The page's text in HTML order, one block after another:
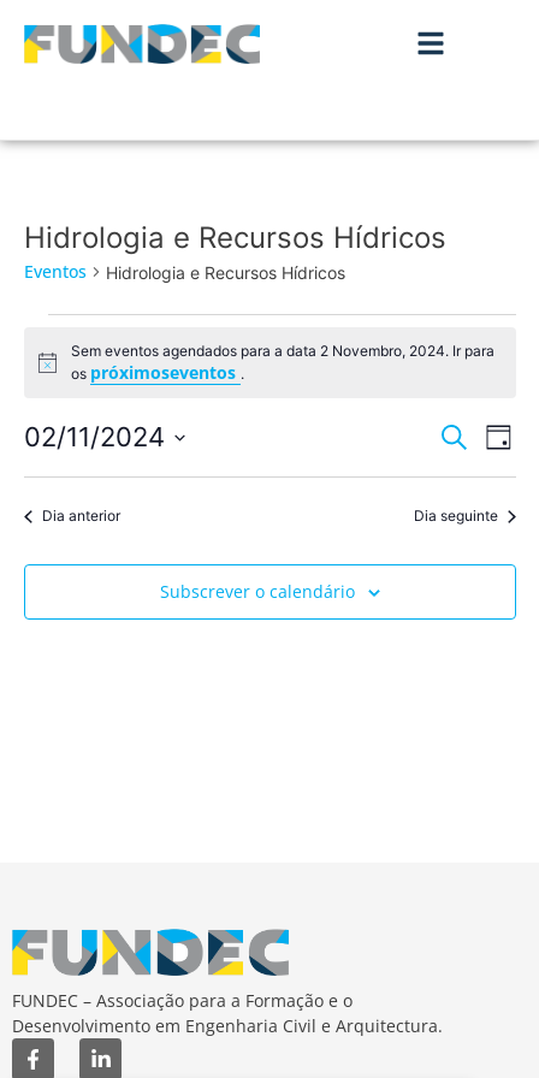
Hidrologia e Recursos Hídricos
Eventos Hidrologia e Recursos Hídricos
Aviso
Sem eventos agendados para a data 2 Novembro, 2024. Ir para
os próximoseventos .
de
e
Pesquisar
de
de
Dia
02/11/2024
a
data.Dia anterior Dia seguinte
Subscrever o calendário
FUNDEC – Associação para a Formação e o
Desenvolvimento em Engenharia Civil e Arquitectura.